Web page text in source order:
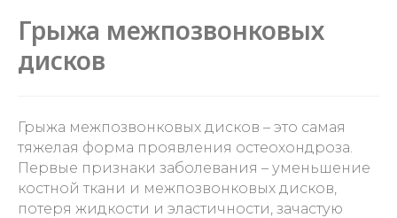
Грыжа межпозвонковых
дисков
Грыжа межпозвонковых дисков – это самая
тяжелая форма проявления остеохондроза.
Первые признаки заболевания – уменьшение
костной ткани и межпозвонковых дисков,
потеря жидкости и эластичности, зачастую